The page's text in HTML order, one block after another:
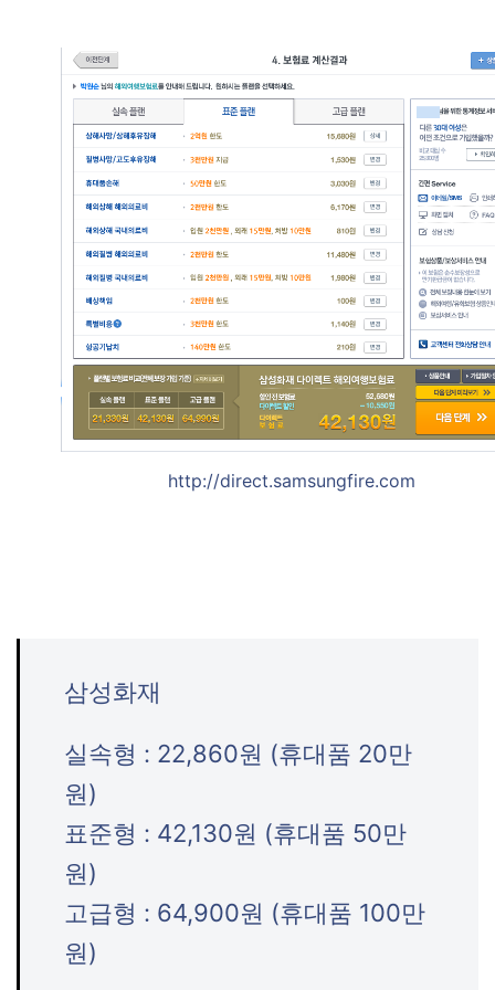
http://direct.samsungfire.com
삼성화재
실속형 : 22,860원 (휴대품 20만
원)
표준형 : 42,130원 (휴대품 50만
원)
고급형 : 64,900원 (휴대품 100만
원)